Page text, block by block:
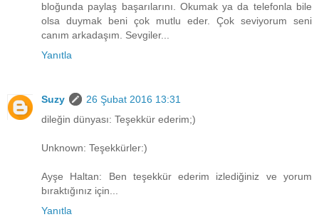
bloğunda paylaş başarılarını. Okumak ya da telefonla bile
olsa duymak beni çok mutlu eder. Çok seviyorum seni
canım arkadaşım. Sevgiler...
Yanıtla
Suzy
26 Şubat 2016 13:31
dileğin dünyası: Teşekkür ederim;)
Unknown: Teşekkürler:)
Ayşe Haltan: Ben teşekkür ederim izlediğiniz ve yorum
bıraktığınız için...
Yanıtla